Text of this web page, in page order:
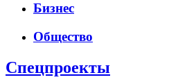
Бизнес
Общество
Спецпроекты